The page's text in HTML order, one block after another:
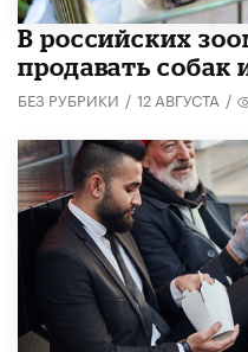
В российских
продавать собак
БЕЗ РУБРИКИ / 12 АВГУСТА /